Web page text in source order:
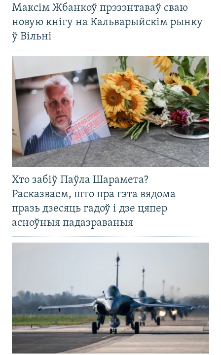
Максім Жбанкоў прэзэнтаваў сваю
новую кнігу на Кальварыйскім рынку
ў Вільні
Хто забіў Паўла Шарамета?
Расказваем, што пра гэта вядома
празь дзесяць гадоў і дзе цяпер
асноўныя падазраваныя